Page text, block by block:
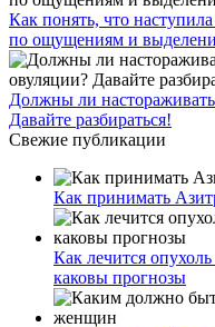
Как понять, что
по ощущениям и
Должны ли
Давайте разбираться!
Свежие публикации
Как принимать
Как лечится
каковы прогнозы